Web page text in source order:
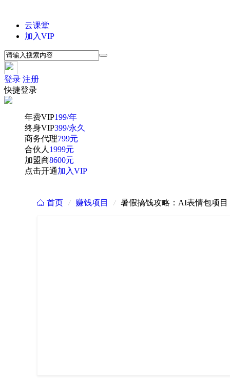
云课堂
加入VIP
登录 注册
快捷登录
年费VIP199/年
终身VIP399/永久
商务代理799元
合伙人 1999元
加盟商8600元
点击开通加入VIP
 首页 / 赚钱项目 / 暑假搞钱攻略：AI表情包项